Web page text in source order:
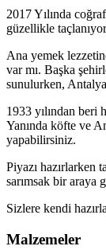
2017 Yılında
güzellikle
Ana yemek
var mı. Başka
sunulurken,
1933 yılından beri
Yanında köfte ve
yapabilirsiniz.
Piyazı hazırlarken
sarımsak bir araya
Sizlere kendi
Malzemeler